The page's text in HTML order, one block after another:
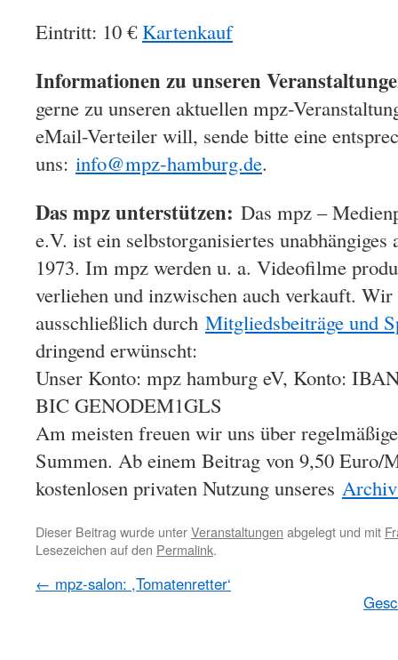
Eintritt: 10 €Kartenkauf
Informationen zu unseren
gerne zu unseren aktuellen mpz-
eMail-Verteiler will, sende bitte eine
uns: info@mpz-hamburg.de.
Das mpz unterstützen: Das mpz –
e.V. ist ein selbstorganisiertes
1973. Im mpz werden u. a. Videofilme
verliehen und inzwischen auch verkauft.
ausschließlich durch Mitgliedsbeiträge und
dringend erwünscht:
Unser Konto: mpz hamburg eV, Konto:
BIC GENODEM1GLS
Am meisten freuen wir uns über
Summen. Ab einem Beitrag von 9,50 Euro/
kostenlosen privaten Nutzung unseres
Dieser Beitrag wurde unterVeranstaltungen abgelegt und mit
Lesezeichen auf den Permalink.
← mpz-salon: ,Tomatenretter‘